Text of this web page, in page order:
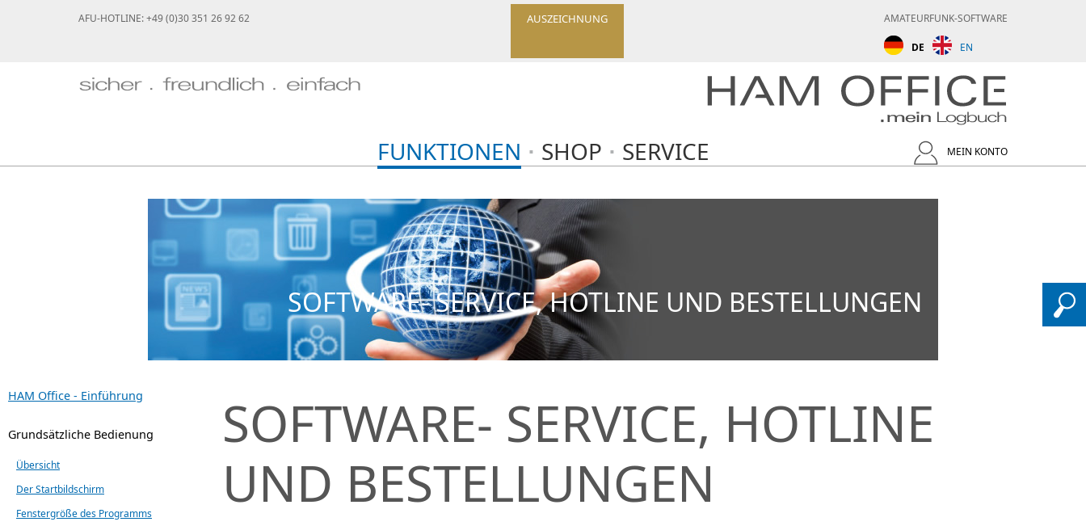
AFU-HOTLINE: +49 (0)30 351 26 92 62 AUSZEICHNUNG AMATEURFUNK-SOFTWARE
DE EN
MEIN KONTO
FUNKTIONEN SHOP SERVICE
SOFTWARE- SERVICE, HOTLINE UND BESTELLUNGEN
HAM Office - Einführung
Grundsätzliche Bedienung
Übersicht
Der Startbildschirm
Fenstergröße des Programms
SOFTWARE- SERVICE, HOTLINE
UND BESTELLUNGEN